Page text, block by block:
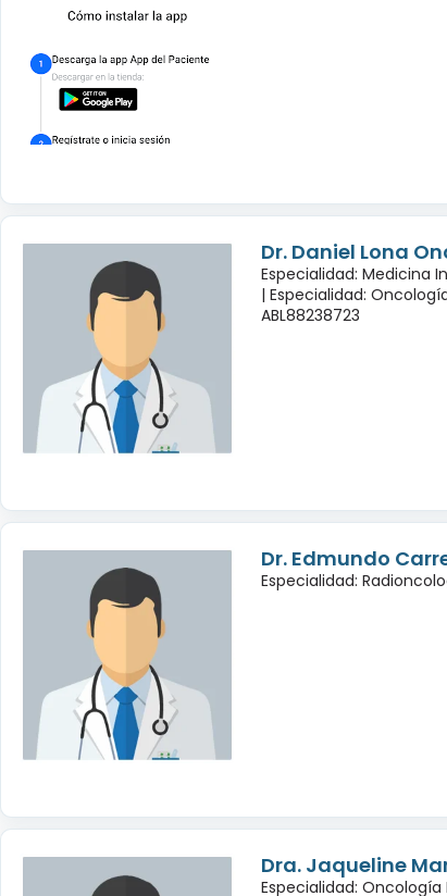
Dr. Daniel Lona
Especialidad: Medicina
| Especialidad:
ABL88238723
Dr. Edmundo
Especialidad:
Dra. Jaqueline
Especialidad: